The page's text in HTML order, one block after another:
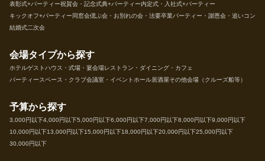
表彰式+パーティー祝賀会・記念式典+パーティー内定式・入社式+パーティー
キックオフ+パーティー 同窓会偲ぶ会・お別れの会・法要卒業パーティー・謝恩会・追いコン
結婚式二次会
会場タイプから探す
ホテルゲストハウス・式場・宴会場レストラン・ダイニング・カフェ
パーティースペース・クラブ会議室・イベントホール居酒屋その他会場（クルーズ船等）
予算から探す
3,000円以下4,000円以下5,000円以下6,000円以下7,000円以下8,000円以下9,000円以下
10,000円以下13,000円以下15,000円以下18,000円以下20,000円以下25,000円以下
30,000円以下